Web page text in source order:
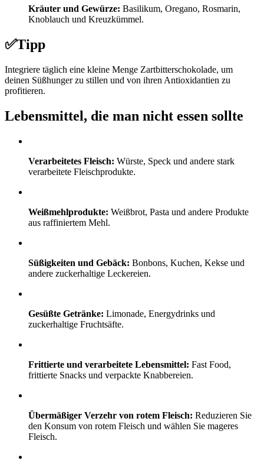
Kräuter und Gewürze: Basilikum, Oregano, Rosmarin,
Knoblauch und Kreuzkümmel.
✅Tipp
Integriere täglich eine kleine Menge Zartbitterschokolade, um
deinen Süßhunger zu stillen und von ihren Antioxidantien zu
profitieren.
Lebensmittel, die man nicht essen sollte
Verarbeitetes Fleisch: Würste, Speck und andere stark
verarbeitete Fleischprodukte.
Weißmehlprodukte: Weißbrot, Pasta und andere Produkte
aus raffiniertem Mehl.
Süßigkeiten und Gebäck: Bonbons, Kuchen, Kekse und
andere zuckerhaltige Leckereien.
Gesüßte Getränke: Limonade, Energydrinks und
zuckerhaltige Fruchtsäfte.
Frittierte und verarbeitete Lebensmittel: Fast Food,
frittierte Snacks und verpackte Knabbereien.
Übermäßiger Verzehr von rotem Fleisch: Reduzieren Sie
den Konsum von rotem Fleisch und wählen Sie mageres
Fleisch.